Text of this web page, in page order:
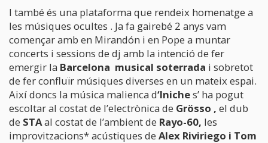
I també és una plataforma que rendeix homenatge a
les músiques ocultes . Ja fa gairebé 2 anys vam
començar amb en Mirandón i en Pope a muntar
concerts i sessions de dj amb la intenció de fer
emergir la Barcelona musical soterrada i sobretot
de fer confluïr músiques diverses en un mateix espai.
Així doncs la música malienca d‘Iniches’ ha pogut
escoltar al costat de l’electrònica de Grösso , el dub
de STAal costat de l’ambient de Rayo-60, les
improvitzacions* acústiques de Alex Riviriego i Tom